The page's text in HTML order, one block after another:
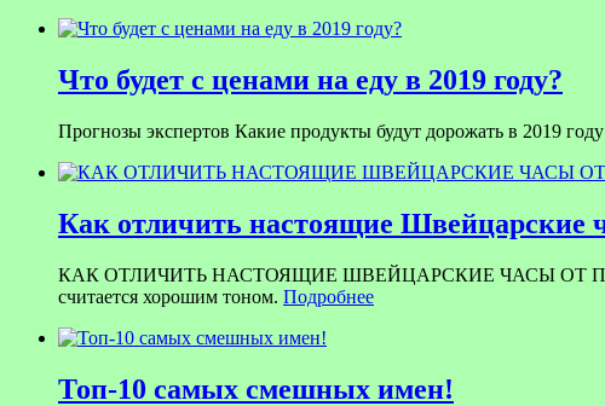
Что будет с ценами на еду в 2019 году?
Прогнозы экспертов Какие продукты будут дорожать в 2019
Как отличить настоящие Швейцарские
КАК ОТЛИЧИТЬ НАСТОЯЩИЕ ШВЕЙЦАРСКИЕ ЧАСЫ ОТ
считается хорошим тоном. Подробнее
Топ-10 самых смешных имен!